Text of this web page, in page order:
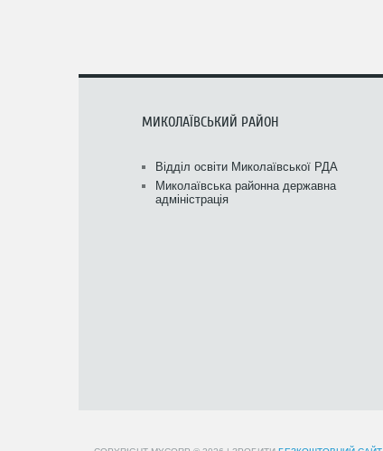
МИКОЛАЇВСЬКИЙ РАЙОН
Відділ освіти Миколаївської РДА
Миколаївська районна державна
адміністрація